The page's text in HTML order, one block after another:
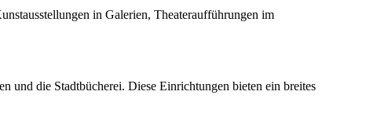
in Galerien, Theateraufführungen im
und die Stadtbücherei. Diese Einrichtungen bieten ein breites